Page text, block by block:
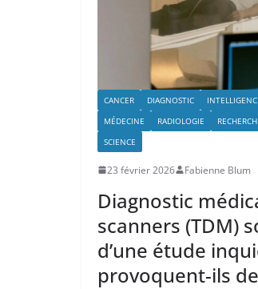
CANCER DIAGNOSTIC
MÉDECINE
RADIOLOGIE
SCIENCE
23 février 2026 Fabienne Blum
Diagnostic
scanners (TDM)
d’une étude
provoquent-ils